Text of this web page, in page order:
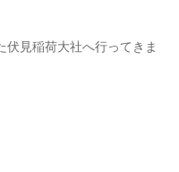
伏見稲荷大社へ行ってきま